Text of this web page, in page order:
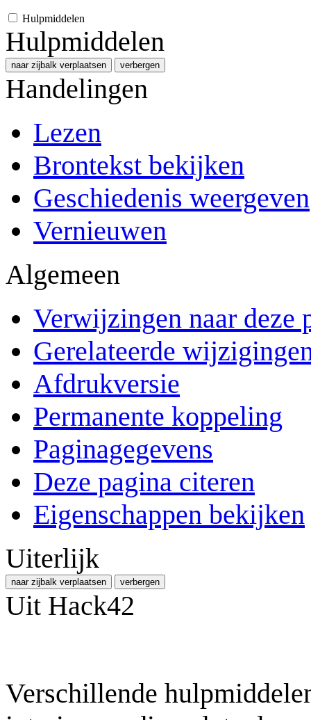
Hulpmiddelen
Hulpmiddelen
naar zijbalk verplaatsen verbergen
Handelingen
Lezen
Brontekst bekijken
Geschiedenis weergeven
Vernieuwen
Algemeen
Verwijzingen naar deze
Gerelateerde
Afdrukversie
Permanente koppeling
Paginagegevens
Deze pagina citeren
Eigenschappen bekijken
Uiterlijk
naar zijbalk verplaatsen verbergen
Uit Hack42
Verschillende